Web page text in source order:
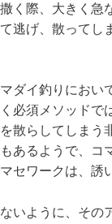
く際、大きく急
逃げ、散ってし
ダイ釣りにおい
必須メソッドで
散らしてしまう
あるようで、コ
セワークは、誘
いように、その